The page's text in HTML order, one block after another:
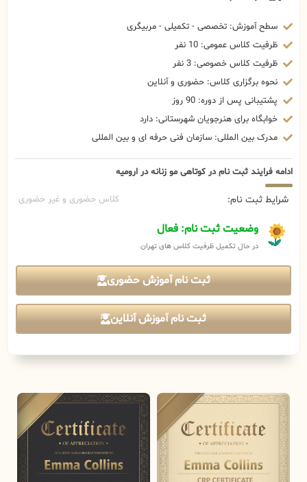
سطح آموزش: تخصصی - تکمیلی - مربیگری
ظرفیت کلاس عمومی: 10 نفر
ظرفیت کلاس خصوصی: 3 نفر
نحوه برگزاری کلاس: حضوری و آنلاین
پشتیبانی پس از دوره: 90 روز
خوابگاه برای هنرجویان شهرستانی: دارد
مدرک بین المللی: سازمان فنی حرفه ای و بین المللی
ادامه فرایند ثبت نام در کوتاهی مو زنانه در ارومیه
شرایط ثبت نام: کلاس حضوری و غیر حضوری
وضعیت ثبت نام: فعال
در حال تکمیل ظرفیت کلاس های تهران
ثبت نام آموزش حضوری
ثبت نام آموزش آنلاین